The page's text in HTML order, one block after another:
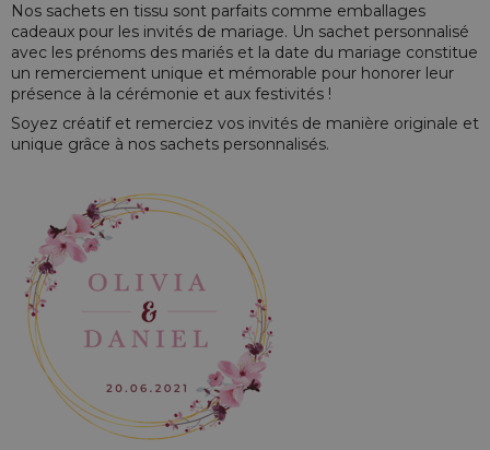
Nos sachets en tissu sont parfaits comme emballages
cadeaux pour les invités de mariage. Un sachet personnalisé
avec les prénoms des mariés et la date du mariage constitue
un remerciement unique et mémorable pour honorer leur
présence à la cérémonie et aux festivités !
Soyez créatif et remerciez vos invités de manière originale et
unique grâce à nos sachets personnalisés.